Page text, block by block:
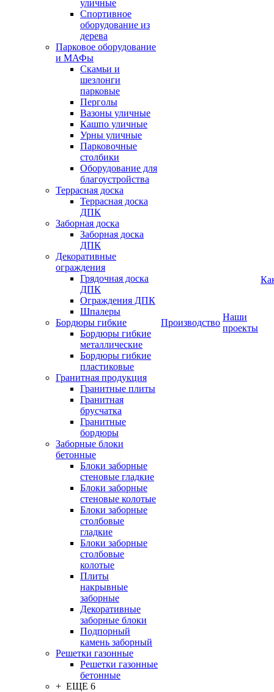
уличные
Спортивное
оборудование из
дерева
Парковое оборудование
и МАФы
Скамьи и
шезлонги
парковые
Перголы
Вазоны уличные
Кашпо уличные
Урны уличные
Парковочные
столбики
Оборудование для
благоустройства
Террасная доска
Террасная доска
ДПК
Заборная доска
Заборная доска
ДПК
Декоративные
ограждения
Грядочная доска
ДПК
Ограждения ДПК
Шпалеры
Бордюры гибкие
Бордюры гибкие
металлические
Бордюры гибкие
пластиковые
Гранитная продукция
Гранитные плиты
Гранитная
брусчатка
Гранитные
бордюры
Заборные блоки
бетонные
Блоки заборные
стеновые гладкие
Блоки заборные
стеновые колотые
Блоки заборные
столбовые
гладкие
Блоки заборные
столбовые
колотые
Плиты
накрывные
заборные
Декоративные
заборные блоки
Подпорный
камень заборный
Решетки газонные
Решетки газонные
бетонные
+ ЕЩЕ 6
Производство
Наши
проекты